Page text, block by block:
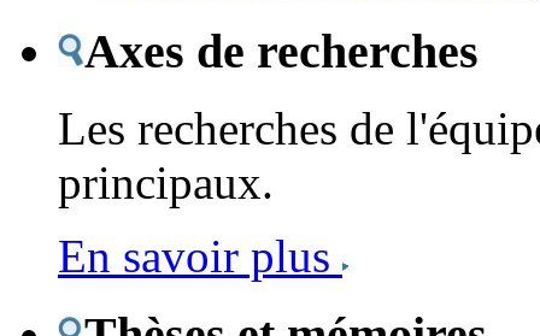
Axes de recherches
Les recherches de
principaux.
En savoir plus